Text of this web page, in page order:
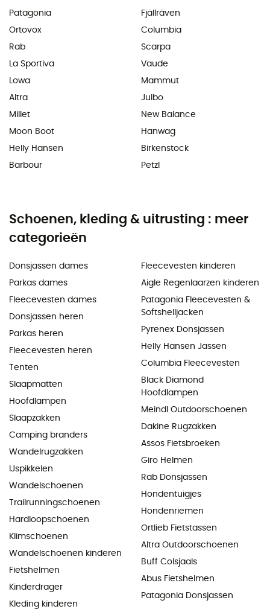
Patagonia
Ortovox
Rab
La Sportiva
Lowa
Altra
Millet
Moon Boot
Helly Hansen
Barbour
Fjällräven
Columbia
Scarpa
Vaude
Mammut
Julbo
New Balance
Hanwag
Birkenstock
Petzl
Schoenen, kleding & uitrusting : meer
categorieën
Donsjassen dames
Parkas dames
Fleecevesten dames
Donsjassen heren
Parkas heren
Fleecevesten heren
Tenten
Slaapmatten
Hoofdlampen
Slaapzakken
Camping branders
Wandelrugzakken
IJspikkelen
Wandelschoenen
Trailrunningschoenen
Hardloopschoenen
Klimschoenen
Wandelschoenen kinderen
Fietshelmen
Kinderdrager
Kleding kinderen
Fleecevesten kinderen
Aigle Regenlaarzen kinderen
Patagonia Fleecevesten &
Softshelljacken
Pyrenex Donsjassen
Helly Hansen Jassen
Columbia Fleecevesten
Black Diamond
Hoofdlampen
Meindl Outdoorschoenen
Dakine Rugzakken
Assos Fietsbroeken
Giro Helmen
Rab Donsjassen
Hondentuigjes
Hondenriemen
Ortlieb Fietstassen
Altra Outdoorschoenen
Buff Colsjaals
Abus Fietshelmen
Patagonia Donsjassen